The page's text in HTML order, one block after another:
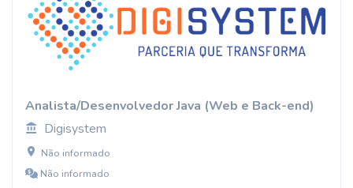
Analista/Desenvolvedor Java (Web e Back-end)
Digisystem
Não informado
Não informado